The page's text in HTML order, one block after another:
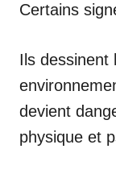
Certains
Ils dessinent
devient
physique et